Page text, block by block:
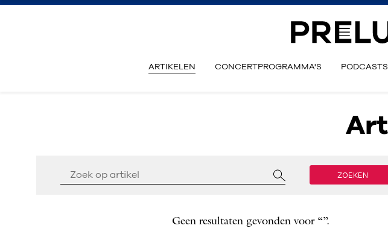
ARTIKELEN CONCERTPROGRAMMA'S PODCASTS
ZOEKEN
Geen resultaten gevonden voor “”.